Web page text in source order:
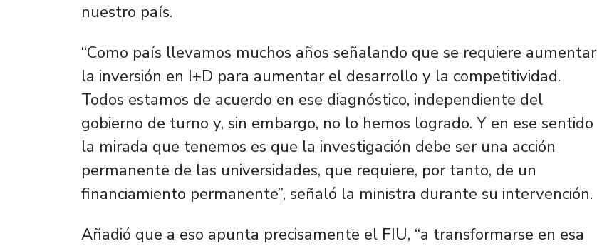
nuestro país.
“Como país llevamos muchos años señalando que se requiere aumentar
la inversión en I+D para aumentar el desarrollo y la competitividad.
Todos estamos de acuerdo en ese diagnóstico, independiente del
gobierno de turno y, sin embargo, no lo hemos logrado. Y en ese sentido
la mirada que tenemos es que la investigación debe ser una acción
permanente de las universidades, que requiere, por tanto, de un
financiamiento permanente”, señaló la ministra durante su intervención.
Añadió que a eso apunta precisamente el FIU, “a transformarse en esa